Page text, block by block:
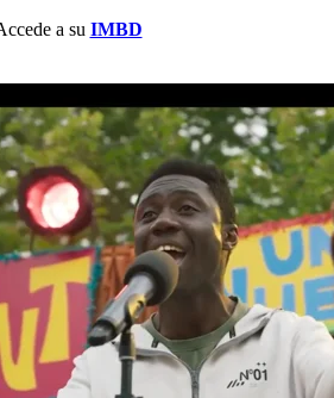
a su IMBD